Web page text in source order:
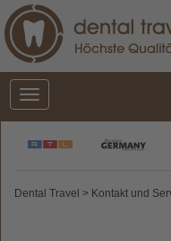
Dental Travel > Kontakt und